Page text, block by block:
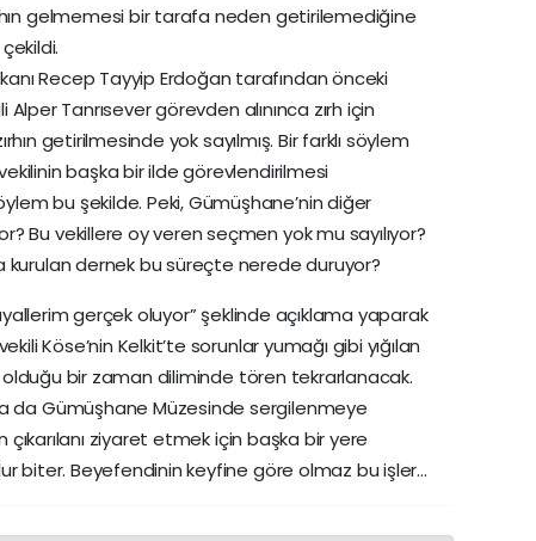
gelmemesi bir tarafa neden getirilemediğine
Recep Tayyip Erdoğan tarafından önceki
Tanrısever görevden alınınca zırh için
getirilmesinde yok sayılmış. Bir farklı söylem
başka bir ilde görevlendirilmesi
bu şekilde. Peki, Gümüşhane’nin diğer
Bu vekillere oy veren seçmen yok mu sayılıyor?
kurulan dernek bu süreçte nerede duruyor?
gerçek oluyor” şeklinde açıklama yaparak
Köse’nin Kelkit’te sorunlar yumağı gibi yığılan
bir zaman diliminde tören tekrarlanacak.
da Gümüşhane Müzesinde sergilenmeye
çıkarılanı ziyaret etmek için başka bir yere
biter. Beyefendinin keyfine göre olmaz bu işler…